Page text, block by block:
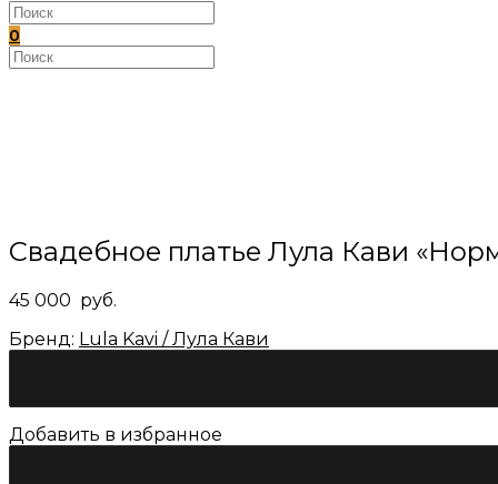
ПО
ВЕБ-
САЙТУ
0
Поиск
на
Свадебное платье Лула Кави
45 000 руб.
Бренд: Lula Kavi / Лула Кави
Добавить в избранное